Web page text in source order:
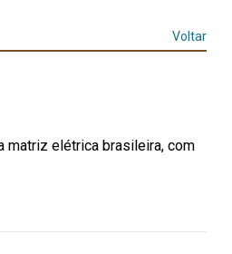
Voltar
matriz elétrica brasileira, com